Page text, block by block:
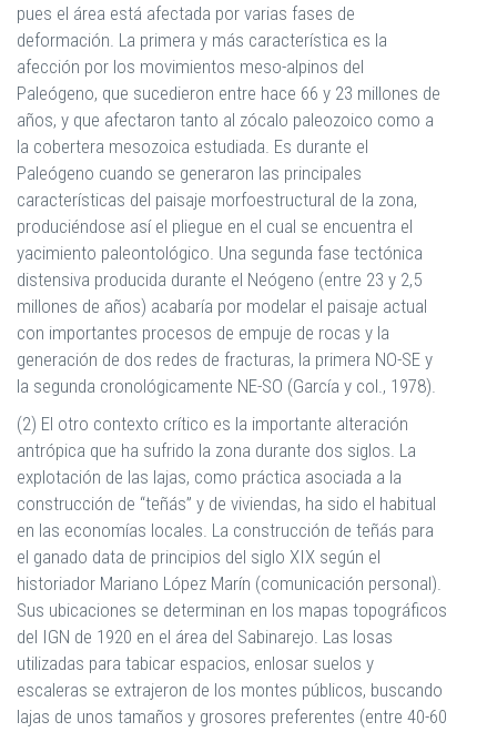
pues el área está afectada por varias fases de
deformación. La primera y más característica es la
afección por los movimientos meso-alpinos del
Paleógeno, que sucedieron entre hace 66 y 23 millones de
años, y que afectaron tanto al zócalo paleozoico como a
la cobertera mesozoica estudiada. Es durante el
Paleógeno cuando se generaron las principales
características del paisaje morfoestructural de la zona,
produciéndose así el pliegue en el cual se encuentra el
yacimiento paleontológico. Una segunda fase tectónica
distensiva producida durante el Neógeno (entre 23 y 2,5
millones de años) acabaría por modelar el paisaje actual
con importantes procesos de empuje de rocas y la
generación de dos redes de fracturas, la primera NO-SE y
la segunda cronológicamente NE-SO (García y col., 1978).
(2) El otro contexto crítico es la importante alteración
antrópica que ha sufrido la zona durante dos siglos. La
explotación de las lajas, como práctica asociada a la
construcción de “teñás” y de viviendas, ha sido el habitual
en las economías locales. La construcción de teñás para
el ganado data de principios del siglo XIX según el
historiador Mariano López Marín (comunicación personal).
Sus ubicaciones se determinan en los mapas topográficos
del IGN de 1920 en el área del Sabinarejo. Las losas
utilizadas para tabicar espacios, enlosar suelos y
escaleras se extrajeron de los montes públicos, buscando
lajas de unos tamaños y grosores preferentes (entre 40-60